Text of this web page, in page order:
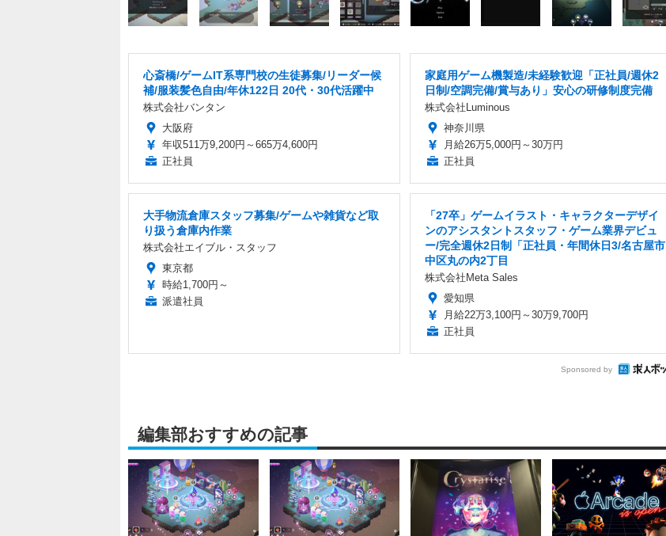
心斎橋/ゲームIT系専門校の生徒募集/リーダー候
補/服装髪色自由/年休122日 20代・30代活躍中
株式会社バンタン
大阪府
年収511万9,200円～665万4,600円
正社員
家庭用ゲーム機製造/未経験歓迎「正社員/週休2
日制/空調完備/賞与あり」安心の研修制度完備
株式会社Luminous
神奈川県
月給26万5,000円～30万円
正社員
大手物流倉庫スタッフ募集/ゲームや雑貨など取
り扱う倉庫内作業
株式会社エイブル・スタッフ
東京都
時給1,700円～
派遣社員
「27卒」ゲームイラスト・キャラクターデザイ
ンのアシスタントスタッフ・ゲーム業界デビュ
ー/完全週休2日制「正社員・年間休日3/名古屋市
中区丸の内2丁目
株式会社Meta Sales
愛知県
月給22万3,100円～30万9,700円
正社員
Sponsored by
編集部おすすめの記事